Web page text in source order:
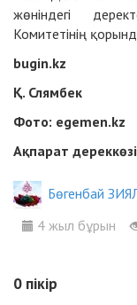
жөнiндегi
Комитетiнiң
bugin.kz
Қ. Слямбек
Фото: egemen.kz
Ақпарат
Бөгенбай
4 жыл бұрын
0 пікір